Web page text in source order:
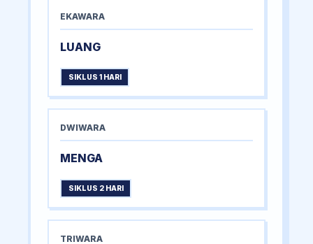
EKAWARA
LUANG
SIKLUS 1 HARI
DWIWARA
MENGA
SIKLUS 2 HARI
TRIWARA